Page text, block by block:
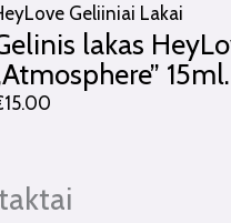
Geliiniai Lakai
lakas
15ml.
15.00